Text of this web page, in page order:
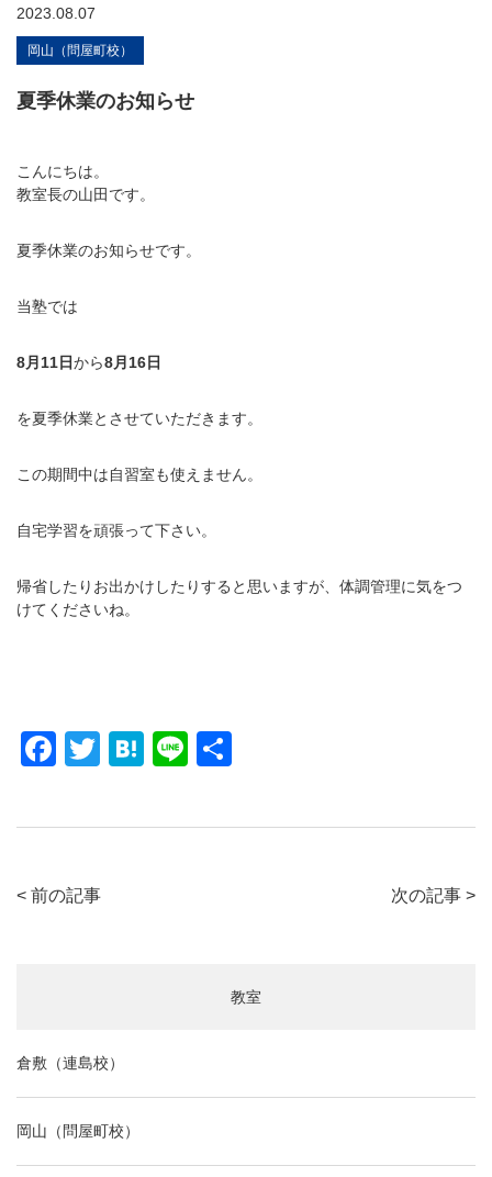
2023.08.07
岡山（問屋町校）
夏季休業のお知らせ
こんにちは。
教室長の山田です。
夏季休業のお知らせです。
当塾では
8月11日から8月16日
を夏季休業とさせていただきます。
この期間中は自習室も使えません。
自宅学習を頑張って下さい。
帰省したりお出かけしたりすると思いますが、体調管理に気をつ
けてくださいね。
F
c
b
T
tt
H
e
Li
e
< 前の記事 次の記事 >
教室
倉敷（連島校）
岡山（問屋町校）